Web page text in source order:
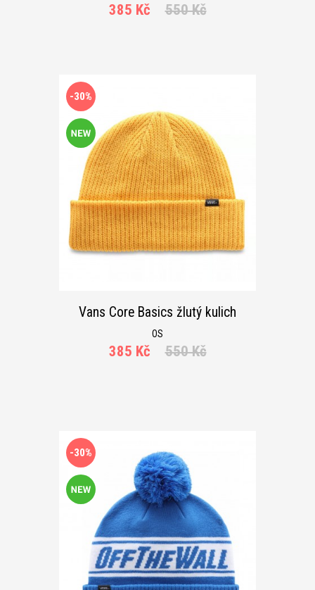
385 Kč 550 Kč
-30%
Vans Core Basics žlutý kulich
OS
385 Kč 550 Kč
-30%